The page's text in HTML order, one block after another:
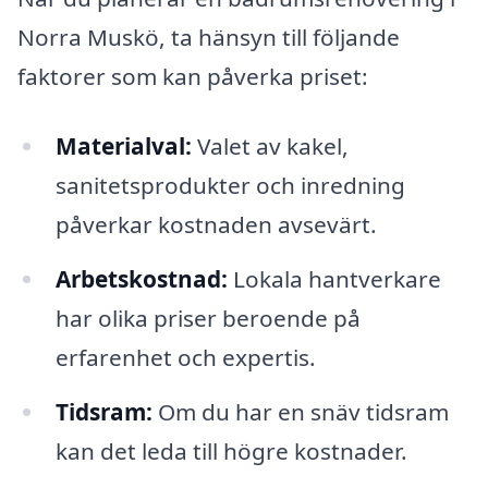
Norra Muskö, ta hänsyn till följande
faktorer som kan påverka priset:
Materialval: Valet av kakel,
sanitetsprodukter och inredning
påverkar kostnaden avsevärt.
Arbetskostnad: Lokala hantverkare
har olika priser beroende på
erfarenhet och expertis.
Tidsram: Om du har en snäv tidsram
kan det leda till högre kostnader.